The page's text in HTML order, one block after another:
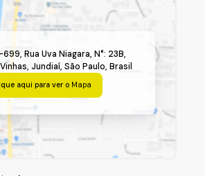
699,Rua Uva Niagara,N°: 23B,
,Jundiaí,São Paulo,Brasil
aqui para ver o Mapa